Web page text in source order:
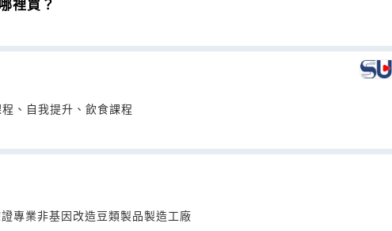
裡買？
、自我提升、飲食課程
專業非基因改造豆類製品製造工廠